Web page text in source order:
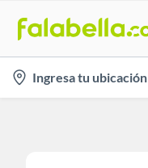
location-
icon
Ingresa tu ubicación